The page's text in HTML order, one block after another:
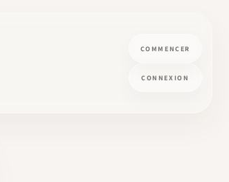
COMMENCER
CONNEXION